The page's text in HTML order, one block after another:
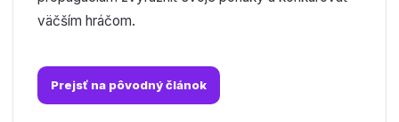
väčším hráčom.
Prejsť na pôvodný článok